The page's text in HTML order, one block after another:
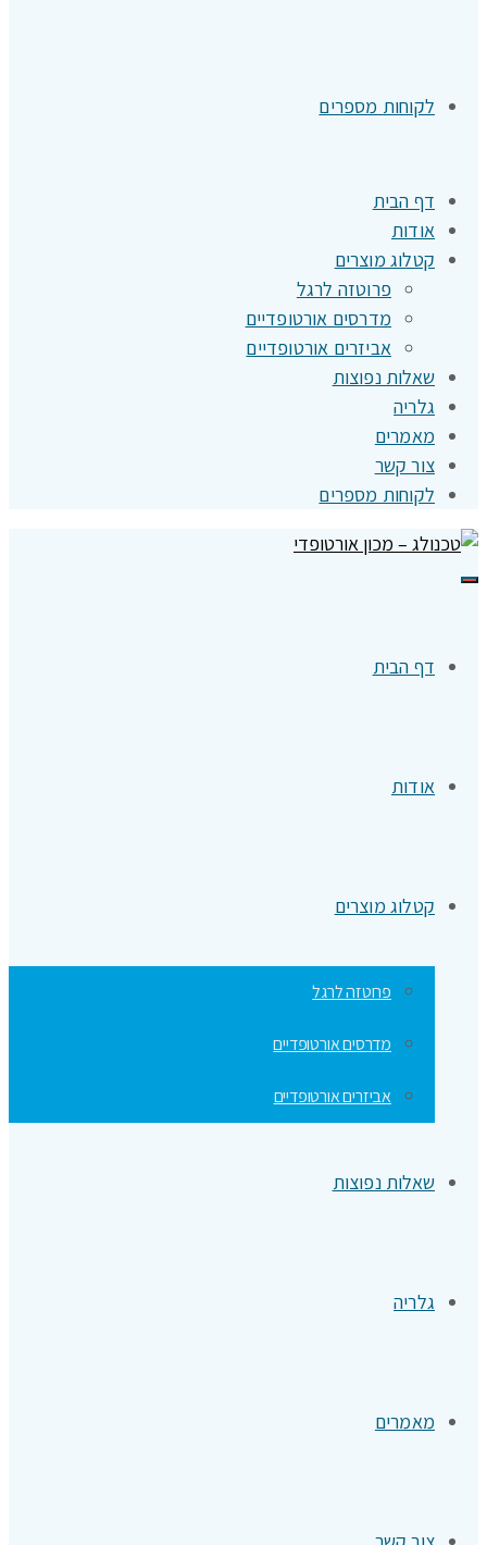
לקוחות מספרים
דף הבית
אודות
קטלוג מוצרים
פרוטזה לרגל
מדרסים אורטופדיים
אביזרים אורטופדיים
שאלות נפוצות
גלריה
מאמרים
צור קשר
לקוחות מספרים
תפריט
דף הבית
אודות
קטלוג מוצרים
פרוטזה לרגל
מדרסים אורטופדיים
אביזרים אורטופדיים
שאלות נפוצות
גלריה
מאמרים